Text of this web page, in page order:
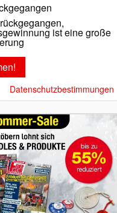
ist eine große
Datenschutzbestimmungen